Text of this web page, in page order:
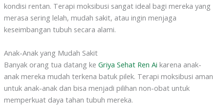
kondisi rentan. Terapi moksibusi sangat ideal bagi mereka yang
merasa sering lelah, mudah sakit, atau ingin menjaga
keseimbangan tubuh secara alami.
Anak-Anak yang Mudah Sakit
Banyak orang tua datang ke Griya Sehat Ren Ai karena anak-
anak mereka mudah terkena batuk pilek. Terapi moksibusi aman
untuk anak-anak dan bisa menjadi pilihan non-obat untuk
memperkuat daya tahan tubuh mereka.